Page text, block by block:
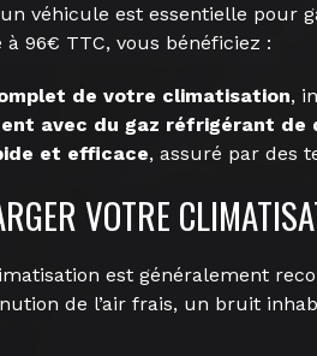
véhicule est essentielle pour
96€ TTC, vous bénéficiez :
de votre climatisation,
avec du gaz réfrigérant de
et efficace, assuré par des
VOTRE
est généralement
de l’air frais, un bruit